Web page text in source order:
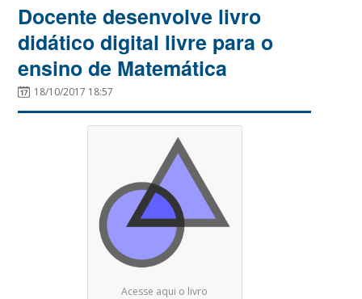
Docente desenvolve livro
didático digital livre para o
ensino de Matemática
18/10/2017 18:57
Acesse aqui o livro